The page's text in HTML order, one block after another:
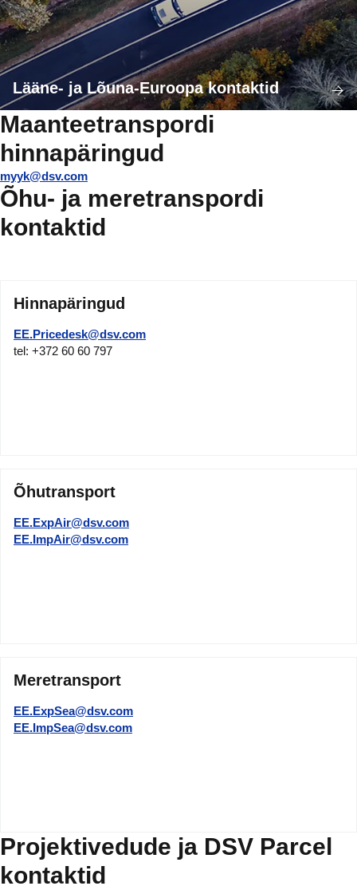
Lääne- ja Lõuna-Euroopa kontaktid
Maanteetranspordi
hinnapäringud
myyk@dsv.com
Õhu- ja meretranspordi
kontaktid
Hinnapäringud
EE.Pricedesk@dsv.com
tel: +372 60 60 797
Õhutransport
EE.ExpAir@dsv.com
EE.ImpAir@dsv.com
Meretransport
EE.ExpSea@dsv.com
EE.ImpSea@dsv.com
Projektivedude ja DSV Parcel
kontaktid